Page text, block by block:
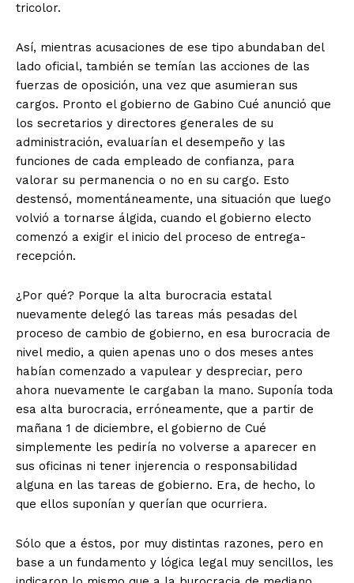
tricolor.
Así, mientras acusaciones de ese tipo abundaban del
lado oficial, también se temían las acciones de las
fuerzas de oposición, una vez que asumieran sus
cargos. Pronto el gobierno de Gabino Cué anunció que
los secretarios y directores generales de su
administración, evaluarían el desempeño y las
funciones de cada empleado de confianza, para
valorar su permanencia o no en su cargo. Esto
destensó, momentáneamente, una situación que luego
volvió a tornarse álgida, cuando el gobierno electo
comenzó a exigir el inicio del proceso de entrega-
recepción.
¿Por qué? Porque la alta burocracia estatal
nuevamente delegó las tareas más pesadas del
proceso de cambio de gobierno, en esa burocracia de
nivel medio, a quien apenas uno o dos meses antes
habían comenzado a vapulear y despreciar, pero
ahora nuevamente le cargaban la mano. Suponía toda
esa alta burocracia, erróneamente, que a partir de
mañana 1 de diciembre, el gobierno de Cué
simplemente les pediría no volverse a aparecer en
sus oficinas ni tener injerencia o responsabilidad
alguna en las tareas de gobierno. Era, de hecho, lo
que ellos suponían y querían que ocurriera.
Sólo que a éstos, por muy distintas razones, pero en
base a un fundamento y lógica legal muy sencillos, les